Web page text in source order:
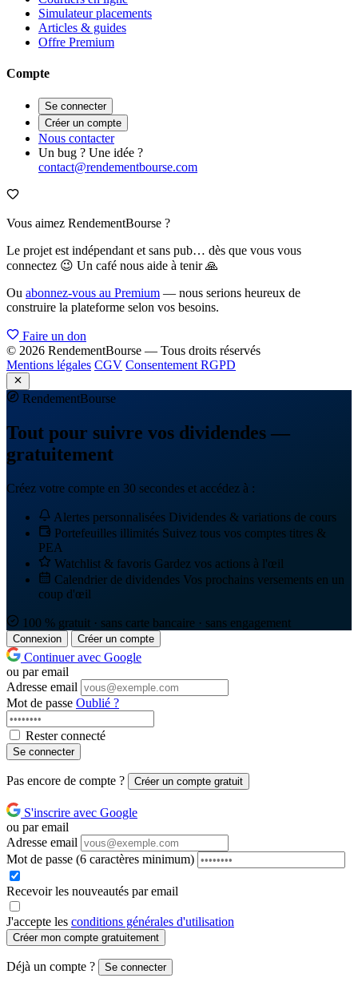
Simulateur placements
Articles & guides
Offre Premium
Compte
Se connecter
Créer un compte
Nous contacter
Un bug ? Une idée ?
contact@rendementbourse.com
Vous aimez RendementBourse ?
Le projet est indépendant et sans pub… dès que vous vous
connectez 😉 Un café nous aide à tenir 🙏
Ou abonnez-vous au Premium — nous serions heureux de
construire la plateforme selon vos besoins.
Faire un don
© 2026 RendementBourse — Tous droits réservés
Mentions légales CGV Consentement RGPD
RendementBourse
Tout pour suivre vos dividendes —
gratuitement
Créez votre compte en 30 secondes et accédez à :
Alertes personnalisées Dividendes & variations de cours
Portefeuilles illimités Suivez tous vos comptes titres &
PEA
Watchlist & favoris Gardez vos actions à l'œil
Calendrier de dividendes Vos prochains versements en un
coup d'œil
100 % gratuit · sans carte bancaire · sans engagement
Connexion Créer un compte
Continuer avec Google
ou par email
Adresse email
Mot de passe Oublié ?
Rester connecté
Se connecter
Pas encore de compte ? Créer un compte gratuit
S'inscrire avec Google
ou par email
Adresse email
Mot de passe (6 caractères minimum)
Recevoir les nouveautés par email
J'accepte les conditions générales d'utilisation
Créer mon compte gratuitement
Déjà un compte ? Se connecter